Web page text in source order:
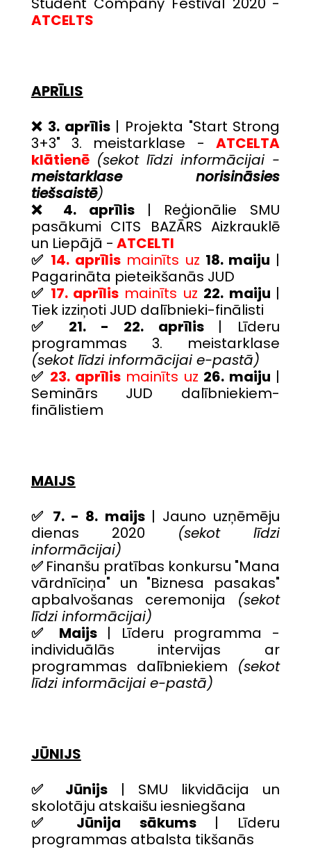
ATCELTS
APRĪLIS
❌ 3. aprīlis| Projekta "Start Strong
3+3" 3. meistarklase -ATCELTA
klātienē (sekot līdzi informācijai -
meistarklase norisināsies
tiešsaistē)
❌ 4. aprīlis | Reģionālie SMU
pasākumi CITS BAZĀRS Aizkrauklē
un Liepājā - ATCELTI
✅ 14. aprīlis mainīts uz 18. maiju |
Pagarināta pieteikšanās JUD
✅ 17. aprīlis mainīts uz 22. maiju |
Tiek izziņoti JUD dalībnieki-finālisti
✅ 21. - 22. aprīlis | Līderu
programmas 3. meistarklase
(sekot līdzi informācijai e-pastā)
✅ 23. aprīlis mainīts uz 26. maiju |
Seminārs JUD dalībniekiem-
finālistiem
MAIJS
✅ 7. - 8. maijs | Jauno uzņēmēju
dienas 2020
(sekot līdzi
informācijai)
✅ Finanšu pratības konkursu "Mana
vārdnīciņa" un "Biznesa pasakas"
apbalvošanas ceremonija (sekot
līdzi informācijai)
✅ Maijs | Līderu programma -
individuālās intervijas ar
programmas dalībniekiem (sekot
līdzi informācijai e-pastā)
JŪNIJS
✅ Jūnijs | SMU likvidācija un
skolotāju atskaišu iesniegšana
✅ Jūnija sākums | Līderu
programmas atbalsta tikšanās